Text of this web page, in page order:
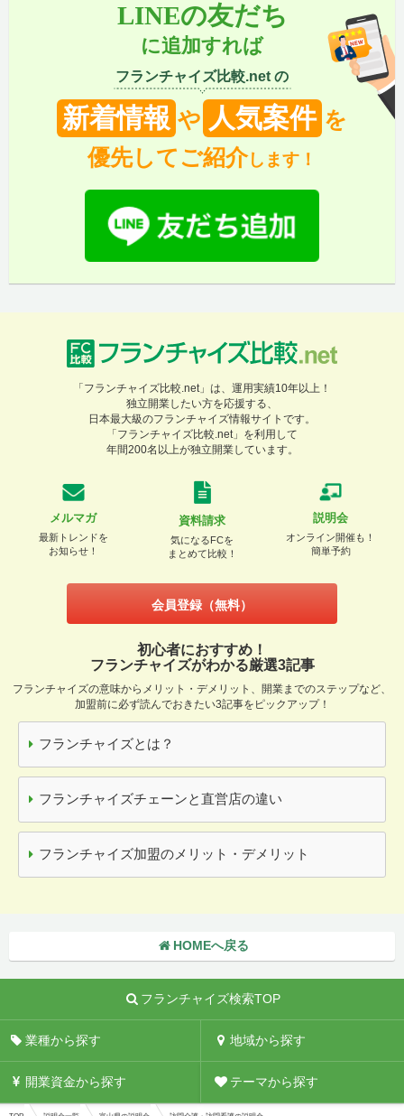
LINEの友だち
に追加すれば
フランチャイズ比較.net の
新着情報 や 人気案件 を
優先してご紹介します！
「フランチャイズ比較.net」は、運用実績10年以上！
独立開業したい方を応援する、
日本最大級のフランチャイズ情報サイトです。
「フランチャイズ比較.net」を利用して
年間200名以上が独立開業しています。
メルマガ
最新トレンドを
お知らせ！
資料請求
気になるFCを
まとめて比較！
説明会
オンライン開催も！
簡単予約
会員登録（無料）
初心者におすすめ！
フランチャイズがわかる厳選3記事
フランチャイズの意味からメリット・デメリット、開業までのステップなど、
加盟前に必ず読んでおきたい3記事をピックアップ！
フランチャイズとは？
フランチャイズチェーンと直営店の違い
フランチャイズ加盟のメリット・デメリット
HOMEへ戻る
フランチャイズ検索TOP
業種から探す 地域から探す
開業資金から探す テーマから探す